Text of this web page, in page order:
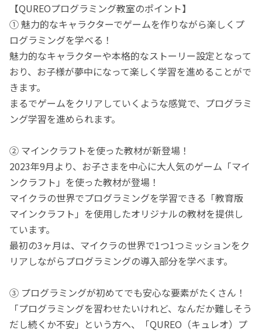
【QUREOプログラミング教室のポイント】
① 魅力的なキャラクターでゲームを作りながら楽しくプ
ログラミングを学べる！
魅力的なキャラクターや本格的なストーリー設定となって
おり、お子様が夢中になって楽しく学習を進めることがで
きます。
まるでゲームをクリアしていくような感覚で、プログラミ
ング学習を進められます。
② マインクラフトを使った教材が新登場！
2023年9月より、お子さまを中心に大人気のゲーム「マイ
ンクラフト」を使った教材が登場！
マイクラの世界でプログラミングを学習できる「教育版
マインクラフト」を使用したオリジナルの教材を提供し
ています。
最初の3ヶ月は、マイクラの世界で1つ1つミッションをク
リアしながらプログラミングの導入部分を学べます。
③ プログラミングが初めてでも安心な要素がたくさん！
「プログラミングを習わせたいけれど、なんだか難しそう
だし続くか不安」という方へ、「QUREO（キュレオ）プ